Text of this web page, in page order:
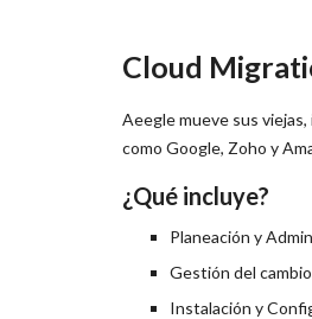
Cloud
Aeegle mueve sus
como Google, Zoho y
¿Qué incluye?
Planeación y
Gestión del
Instalación y